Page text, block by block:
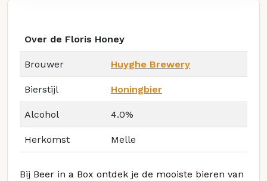
Over de Floris Honey
Brouwer Huyghe Brewery
Bierstijl Honingbier
Alcohol 4.0%
Herkomst Melle
Bij Beer in a Box ontdek je de mooiste bieren van